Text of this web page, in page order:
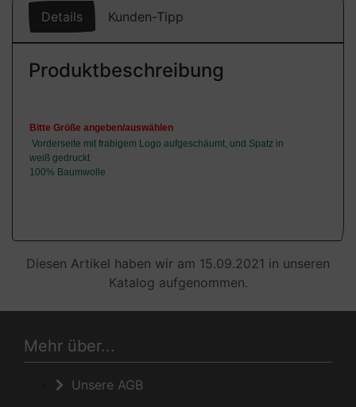
Details Kunden-Tipp
Produktbeschreibung
Bitte Größe angeben/auswählen
Vorderseite mit frabigem Logo aufgeschäumt, und Spatz in
weiß gedruckt
100% Baumwolle
Diesen Artikel haben wir am 15.09.2021 in unseren
Katalog aufgenommen.
Mehr über...
Unsere AGB